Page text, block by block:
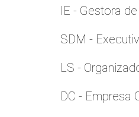
IE - Gestora
SDM -
LS -
DC - Empresa